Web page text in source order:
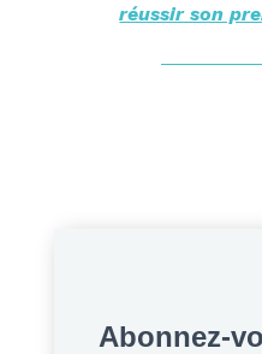
réussir son
Abonnez-